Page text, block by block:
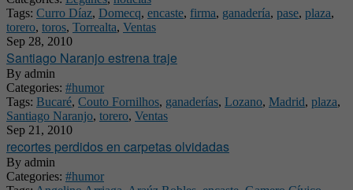
Tags: Curro Díaz, Domecq, encaste, firma, ganadería, pase, plaza,
torero, toros, Torrealta, Ventas
Sep 28, 2010
Santiago Naranjo estrena traje
By admin
Categories: #humor
Tags: Bucaré, Couto Fornilhos, ganaderías, Lozano, Madrid, plaza,
Santiago Naranjo, torero, Ventas
Sep 21, 2010
recortes perdidos en carpetas olvidadas
By admin
Categories: #humor